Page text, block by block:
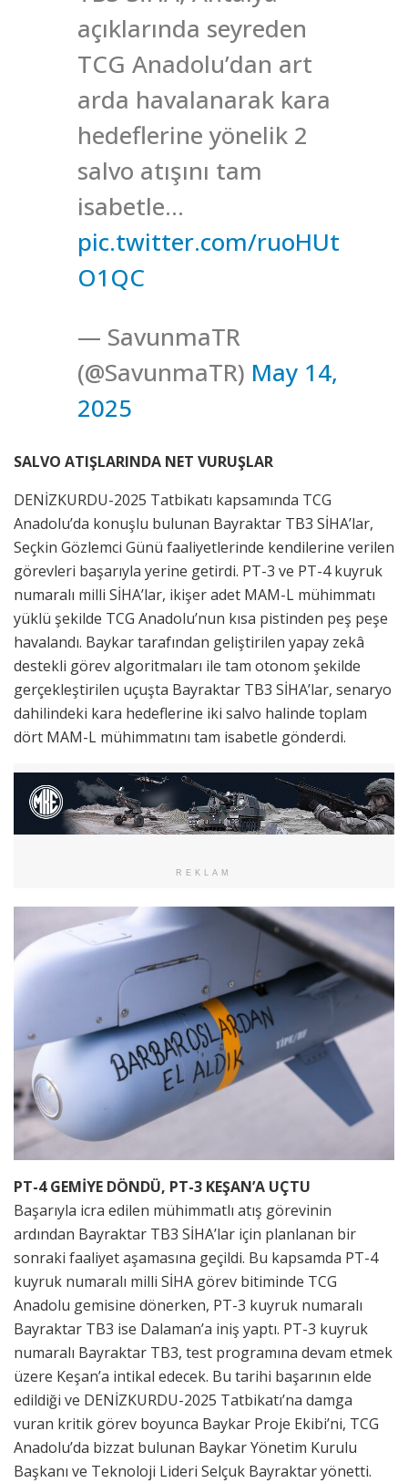
açıklarında seyreden
TCG Anadolu’dan art
arda havalanarak kara
hedeflerine yönelik 2
salvo atışını tam
isabetle…
pic.twitter.com/ruoHUt
O1QC
— SavunmaTR
(@SavunmaTR) May 14,
2025
SALVO ATIŞLARINDA NET VURUŞLAR
DENİZKURDU-2025 Tatbikatı kapsamında TCG
Anadolu’da konuşlu bulunan Bayraktar TB3 SİHA’lar,
Seçkin Gözlemci Günü faaliyetlerinde kendilerine verilen
görevleri başarıyla yerine getirdi. PT-3 ve PT-4 kuyruk
numaralı milli SİHA’lar, ikişer adet MAM-L mühimmatı
yüklü şekilde TCG Anadolu’nun kısa pistinden peş peşe
havalandı. Baykar tarafından geliştirilen yapay zekâ
destekli görev algoritmaları ile tam otonom şekilde
gerçekleştirilen uçuşta Bayraktar TB3 SİHA’lar, senaryo
dahilindeki kara hedeflerine iki salvo halinde toplam
dört MAM-L mühimmatını tam isabetle gönderdi.
REKLAM
PT-4 GEMİYE DÖNDÜ, PT-3 KEŞAN’A UÇTU
Başarıyla icra edilen mühimmatlı atış görevinin
ardından Bayraktar TB3 SİHA’lar için planlanan bir
sonraki faaliyet aşamasına geçildi. Bu kapsamda PT-4
kuyruk numaralı milli SİHA görev bitiminde TCG
Anadolu gemisine dönerken, PT-3 kuyruk numaralı
Bayraktar TB3 ise Dalaman’a iniş yaptı. PT-3 kuyruk
numaralı Bayraktar TB3, test programına devam etmek
üzere Keşan’a intikal edecek. Bu tarihi başarının elde
edildiği ve DENİZKURDU-2025 Tatbikatı’na damga
vuran kritik görev boyunca Baykar Proje Ekibi’ni, TCG
Anadolu’da bizzat bulunan Baykar Yönetim Kurulu
Başkanı ve Teknoloji Lideri Selçuk Bayraktar yönetti.